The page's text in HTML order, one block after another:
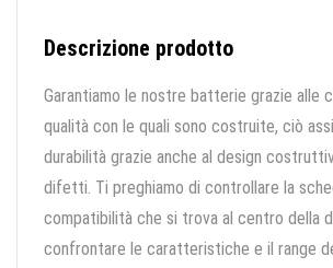
Descrizione prodotto
Garantiamo le nostre batterie grazie alle
qualità con le quali sono costruite, ciò
durabilità grazie anche al design
difetti. Ti preghiamo di controllare la
compatibilità che si trova al centro della
confrontare le caratteristiche e il range